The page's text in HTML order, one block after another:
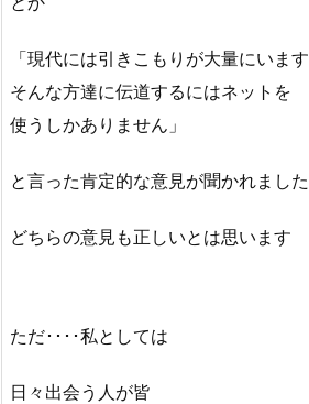
「現代には引きこもりが大量にいます
そんな方達に伝道するにはネットを
使うしかありません」
と言った肯定的な意見が聞かれました
どちらの意見も正しいとは思います
ただ････私としては
日々出会う人が皆